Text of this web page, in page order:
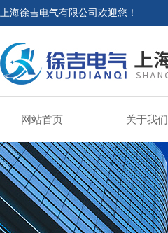
上海徐吉电气有限公司欢迎您！
网站首页 关于我们